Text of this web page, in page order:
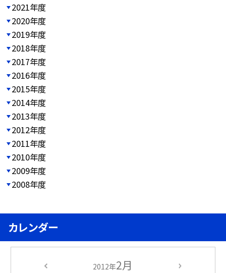
2021年度
2020年度
2019年度
2018年度
2017年度
2016年度
2015年度
2014年度
2013年度
2012年度
2011年度
2010年度
2009年度
2008年度
カレンダー
2012年2月